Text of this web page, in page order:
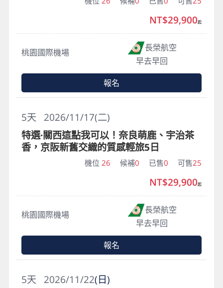
桃園國際機場
長榮航空
早去早回
NT$29,900起
報名
2026/11/17(二)
5天
特選·關西這點我可以！奈良萌鹿、宇治茶
香，京阪新舊交織的質感輕旅5日
機位 26 候補0 已售0 可售25
桃園國際機場
長榮航空
早去早回
NT$29,900起
報名
2026/11/22(日)
5天